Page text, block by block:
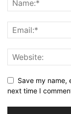
Save my name,
next time I